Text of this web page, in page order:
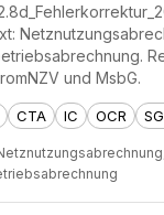
und MsbG.
CTA IC OCR